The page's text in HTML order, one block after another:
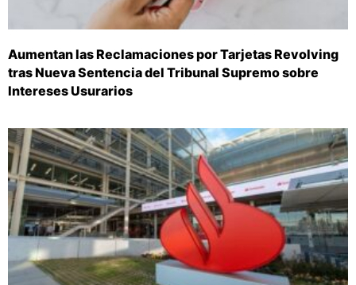
Aumentan las Reclamaciones por Tarjetas Revolving
tras Nueva Sentencia del Tribunal Supremo sobre
Intereses Usurarios